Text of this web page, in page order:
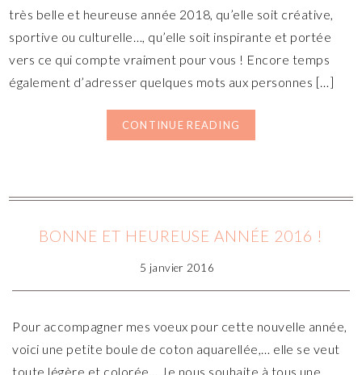
très belle et heureuse année 2018, qu’elle soit créative,
sportive ou culturelle…, qu’elle soit inspirante et portée
vers ce qui compte vraiment pour vous ! Encore temps
également d’adresser quelques mots aux personnes […]
CONTINUE READING
BONNE ET HEUREUSE ANNÉE 2016 !
5 janvier 2016
Pour accompagner mes voeux pour cette nouvelle année,
voici une petite boule de coton aquarellée,… elle se veut
toute légère et colorée… Je nous souhaite à tous une